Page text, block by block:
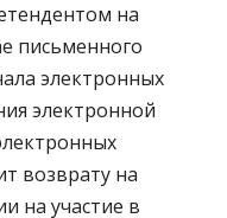
на
письменного
электронных
электронной
возврату на
на участие в